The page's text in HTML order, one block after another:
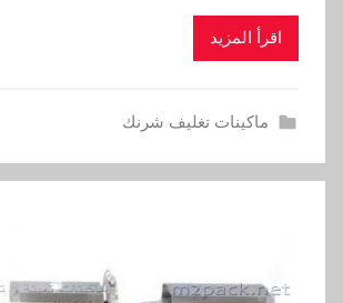
اقرأ المزيد
ماكينات تغليف شرنك